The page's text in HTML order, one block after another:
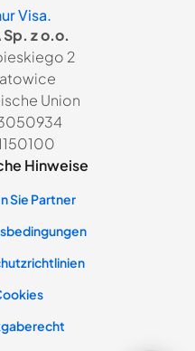
Visa.
Sp. z o.o.
2
Union
Hinweise
Sie Partner